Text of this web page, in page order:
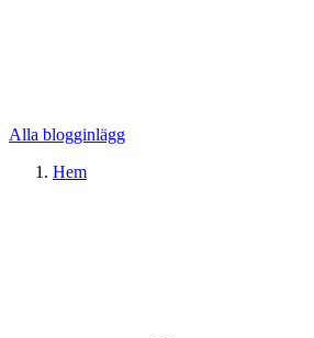
Alla blogginlägg
Hem